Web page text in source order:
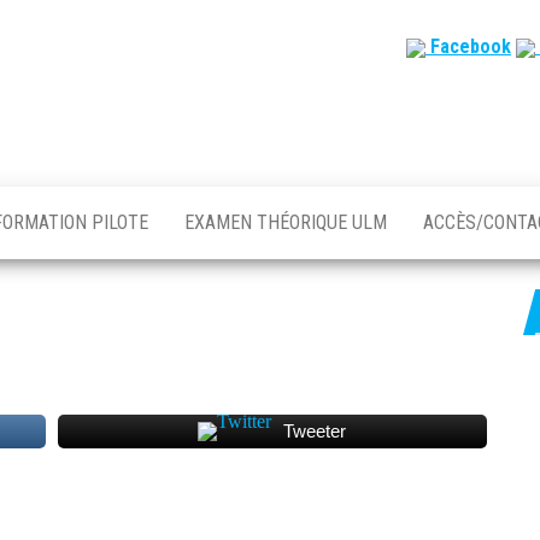
Facebook
PILOTE EXAMEN THÉORIQUE ULM ACCÈS/
Tweeter